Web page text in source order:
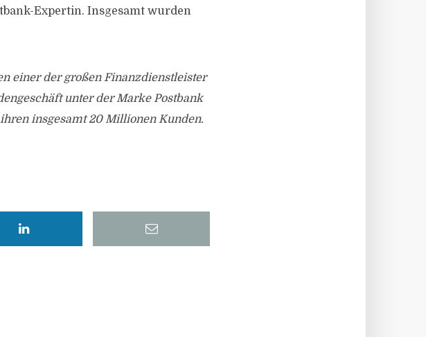
Expertin. Insgesamt wurden
einer der großen Finanzdienstleister
unter der Marke Postbank
insgesamt 20 Millionen Kunden.